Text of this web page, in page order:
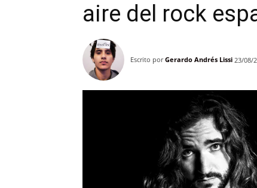
aire del rock
Escrito por Gerardo Andrés Lissi 23/08/